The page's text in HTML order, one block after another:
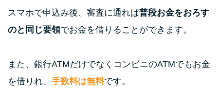
に悩む人へ街金をおすすめしな
い理由
質屋でお金を借りるには？年利
やシステムをカードローンと比
較
スマホで申込み後、審査に通れば普段お金をおろす
のと同じ要領でお金を借りることができます。
また、銀行ATMだけでなくコンビニのATMでもお金
を借りれ、 手数料は無料です。